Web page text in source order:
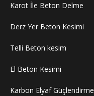
Karot İle Beton Delme
Derz Yer Beton Kesimi
Telli Beton kesim
El Beton Kesimi
Karbon Elyaf Güçlendirme